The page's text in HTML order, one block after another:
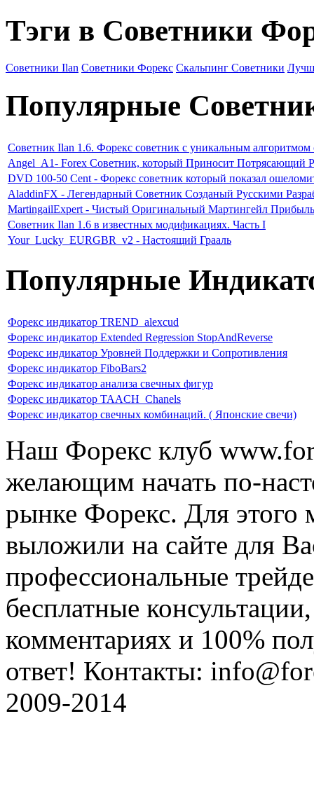
Тэги в Советники
Советники Ilan Советники Форекс Скальпинг Советники
Популярные
Советник Ilan 1.6. Форекс советник с уникальным
Angel_A1- Forex Советник, который Приносит Потрясающий
DVD 100-50 Cent - Форекс советник который показал
AladdinFX - Легендарный Советник Созданый Русскими
MartingailExpert - Чистый Оригинальный Мартингейл
Советник Ilan 1.6 в известных модификациях. Часть I
Your_Lucky_EURGBR_v2 - Настоящий Грааль
Популярные
Форекс индикатор TREND_alexcud
Форекс индикатор Extended Regression StopAndReverse
Форекс индикатор Уровней Поддержки и Сопротивления
Форекс индикатор FiboBars2
Форекс индикатор анализа свечных фигур
Форекс индикатор TAACH_Chanels
Форекс индикатор свечных комбинаций. ( Японские свечи)
Наш Форекс клуб
желающим начать по-
рынке Форекс. Для этого
выложили на сайте для
профессиональные
бесплатные
комментариях и 100%
ответ! Контакты:
2009-2014